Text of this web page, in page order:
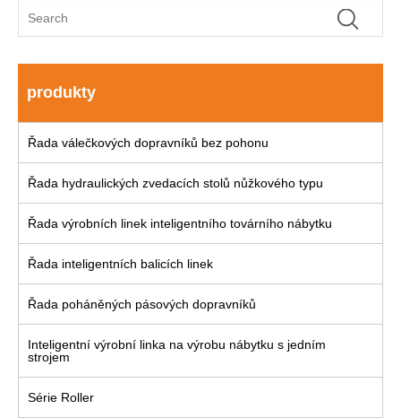
produkty
Řada válečkových dopravníků bez pohonu
Řada hydraulických zvedacích stolů nůžkového typu
Řada výrobních linek inteligentního továrního nábytku
Řada inteligentních balicích linek
Řada poháněných pásových dopravníků
Inteligentní výrobní linka na výrobu nábytku s jedním
strojem
Série Roller